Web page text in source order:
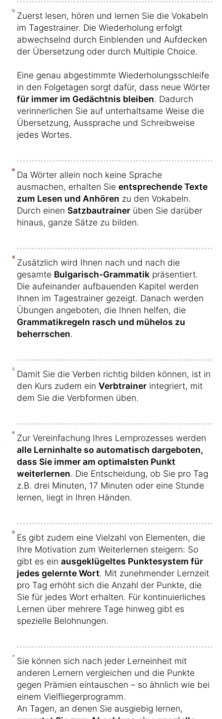
Zuerst lesen, hören und lernen Sie die Vokabeln
im Tagestrainer. Die Wiederholung erfolgt
abwechselnd durch Einblenden und Aufdecken
der Übersetzung oder durch Multiple Choice.
Eine genau abgestimmte Wiederholungsschleife
in den Folgetagen sorgt dafür, dass neue Wörter
für immer im Gedächtnis bleiben. Dadurch
verinnerlichen Sie auf unterhaltsame Weise die
Übersetzung, Aussprache und Schreibweise
jedes Wortes.
Da Wörter allein noch keine Sprache
ausmachen, erhalten Sie entsprechende Texte
zum Lesen und Anhören zu den Vokabeln.
Durch einen Satzbautrainer üben Sie darüber
hinaus, ganze Sätze zu bilden.
Zusätzlich wird Ihnen nach und nach die
gesamte Bulgarisch-Grammatik präsentiert.
Die aufeinander aufbauenden Kapitel werden
Ihnen im Tagestrainer gezeigt. Danach werden
Übungen angeboten, die Ihnen helfen, die
Grammatikregeln rasch und mühelos zu
beherrschen.
Damit Sie die Verben richtig bilden können, ist in
den Kurs zudem ein Verbtrainer integriert, mit
dem Sie die Verbformen üben.
Zur Vereinfachung Ihres Lernprozesses werden
alle Lerninhalte so automatisch dargeboten,
dass Sie immer am optimalsten Punkt
weiterlernen. Die Entscheidung, ob Sie pro Tag
z.B. drei Minuten, 17 Minuten oder eine Stunde
lernen, liegt in Ihren Händen.
Es gibt zudem eine Vielzahl von Elementen, die
Ihre Motivation zum Weiterlernen steigern: So
gibt es ein ausgeklügeltes Punktesystem für
jedes gelernte Wort. Mit zunehmender Lernzeit
pro Tag erhöht sich die Anzahl der Punkte, die
Sie für jedes Wort erhalten. Für kontinuierliches
Lernen über mehrere Tage hinweg gibt es
spezielle Belohnungen.
Sie können sich nach jeder Lerneinheit mit
anderen Lernern vergleichen und die Punkte
gegen Prämien eintauschen – so ähnlich wie bei
einem Vielfliegerprogramm.
An Tagen, an denen Sie ausgiebig lernen,